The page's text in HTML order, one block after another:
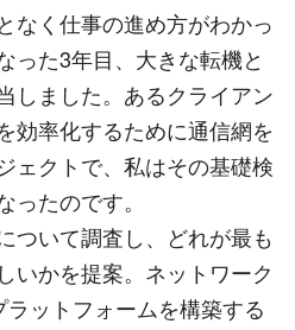
なく仕事の進め方がわかっ
った3年目、大きな転機と
しました。あるクライアン
効率化するために通信網を
ェクトで、私はその基礎検
たのです。
ついて調査し、どれが最も
いかを提案。ネットワーク
ットフォームを構築する